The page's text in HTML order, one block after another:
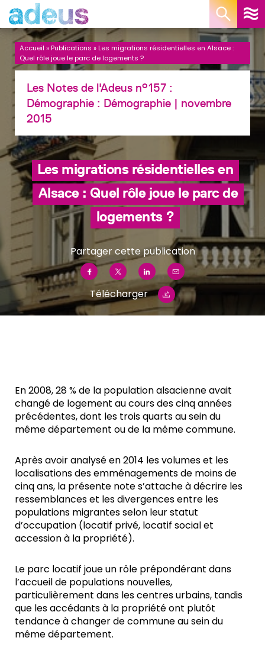
Accueil »Publications »Les migrations résidentielles en Alsace :
Quel rôle joue le parc de logements ?
Les Notes de l'Adeus n°157 :
Démographie : Démographie | novembre
2015
Les migrations résidentielles en
Alsace : Quel rôle joue le parc de
logements ?
Partager cette publication
Télécharger
En 2008, 28 % de la population alsacienne avait
changé de logement au cours des cinq années
précédentes, dont les trois quarts au sein du
même département ou de la même commune.
Après avoir analysé en 2014 les volumes et les
localisations des emménagements de moins de
cinq ans, la présente note s’attache à décrire les
ressemblances et les divergences entre les
populations migrantes selon leur statut
d’occupation (locatif privé, locatif social et
accession à la propriété).
Le parc locatif joue un rôle prépondérant dans
l’accueil de populations nouvelles,
particulièrement dans les centres urbains, tandis
que les accédants à la propriété ont plutôt
tendance à changer de commune au sein du
même département.
Panneau de gestion des cookies